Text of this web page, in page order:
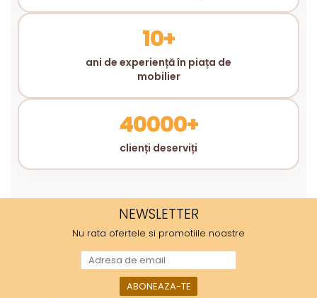
10+
ani de experiență în piața de
mobilier
40000+
clienți deserviți
NEWSLETTER
Nu rata ofertele si promotiile noastre